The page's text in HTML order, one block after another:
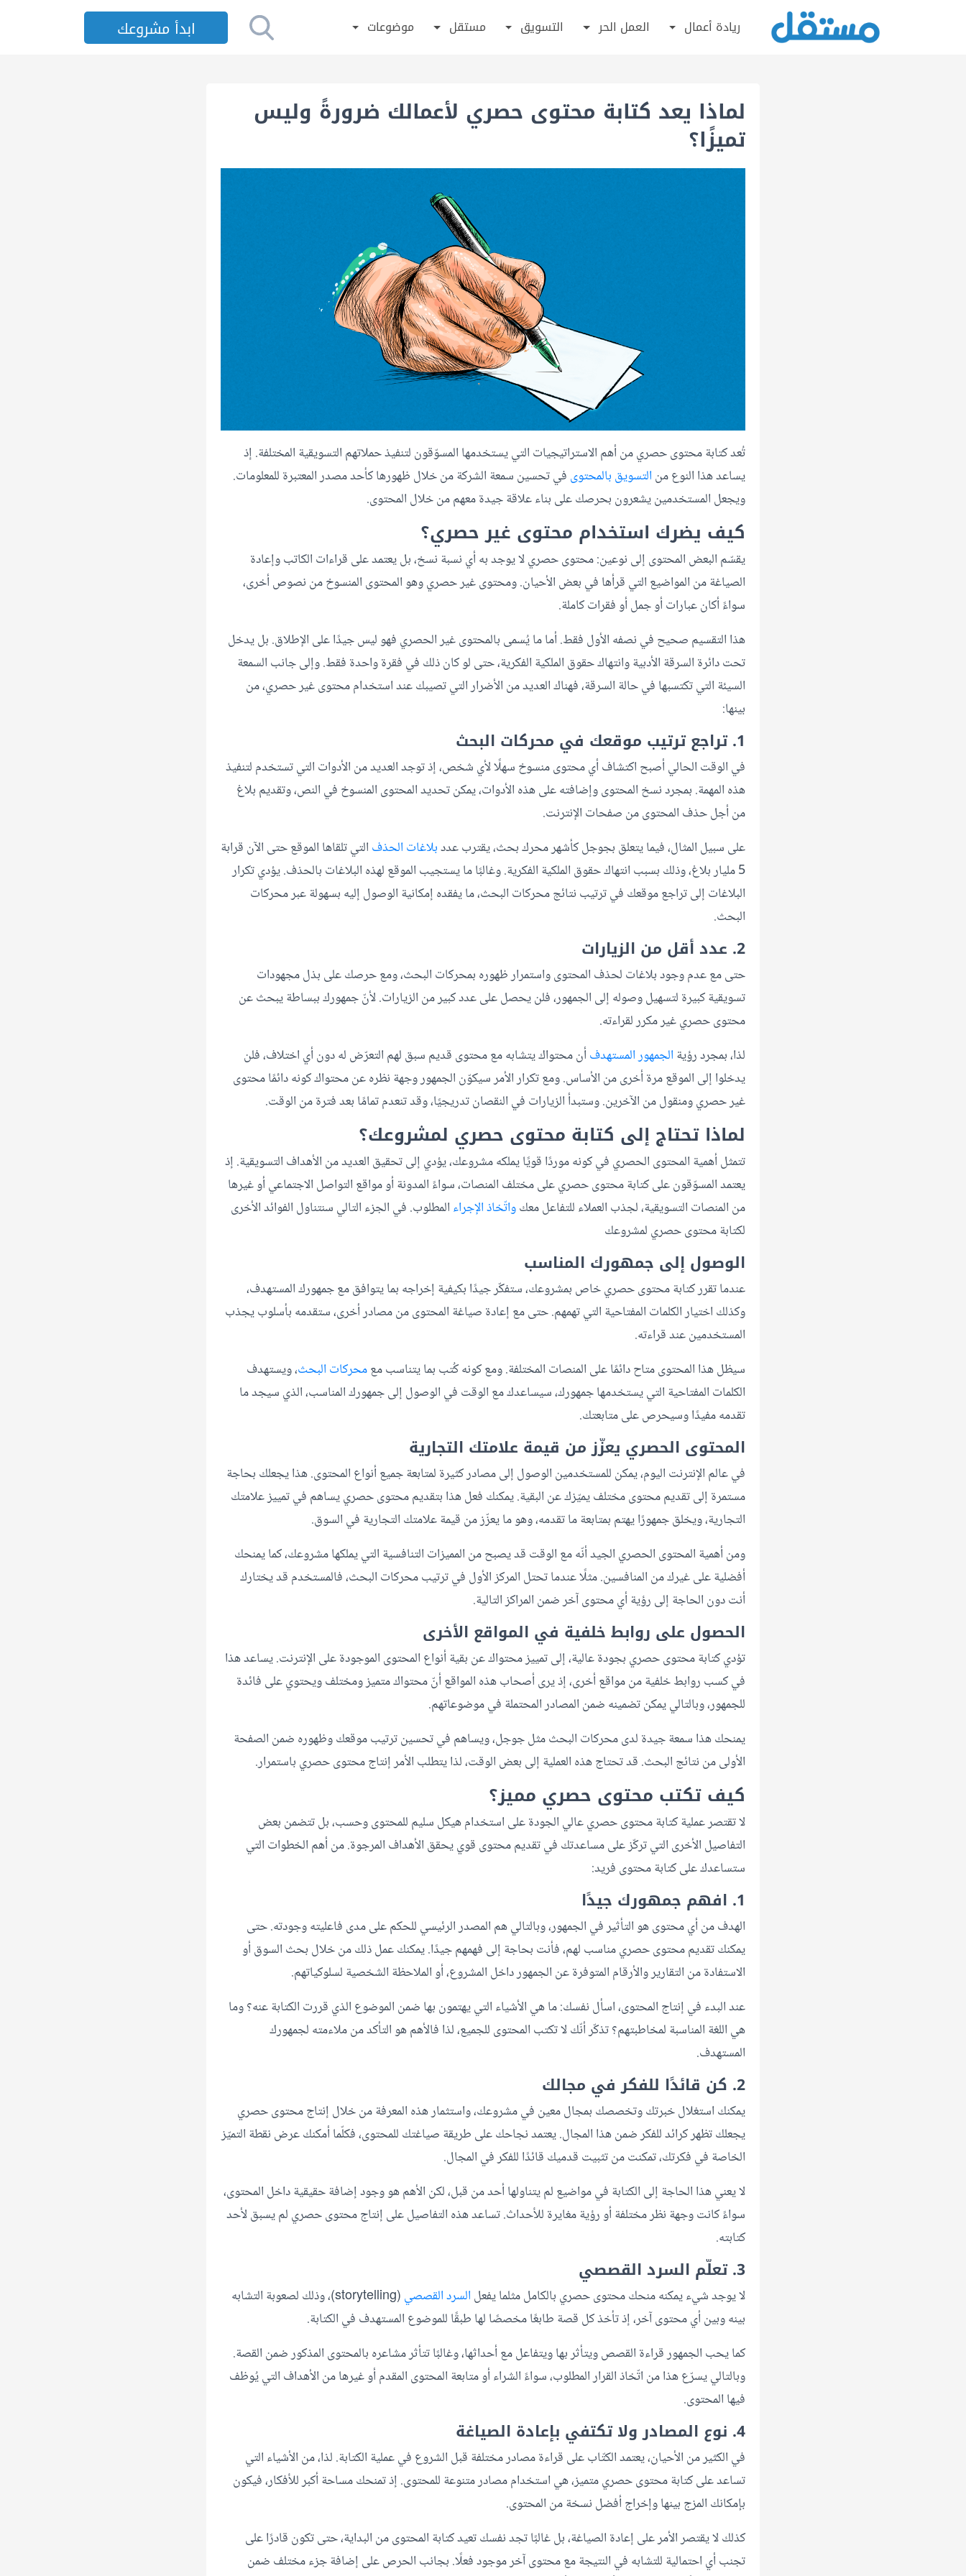
ريادة أعمال العمل الحر التسويق مستقل موضوعات ابدأ مشروعك
لماذا يعد كتابة محتوى حصري لأعمالك ضرورةً وليس
تميزًا؟
تُعد كتابة محتوى حصري من أهم الاستراتيجيات التي يستخدمها المسوّقون لتنفيذ حملاتهم التسويقية المختلفة. إذ
يساعد هذا النوع من التسويق بالمحتوى في تحسين سمعة الشركة من خلال ظهورها كأحد مصدر المعتبرة للمعلومات.
ويجعل المستخدمين يشعرون بحرصك على بناء علاقة جيدة معهم من خلال المحتوى.
كيف يضرك استخدام محتوى غير حصري؟
يقسّم البعض المحتوى إلى نوعين: محتوى حصري لا يوجد به أي نسبة نسخ، بل يعتمد على قراءات الكاتب وإعادة
الصياغة من المواضيع التي قرأها في بعض الأحيان. ومحتوى غير حصري وهو المحتوى المنسوخ من نصوص أخرى،
سواءً أكان عبارات أو جمل أو فقرات كاملة.
هذا التقسيم صحيح في نصفه الأول فقط. أما ما يُسمى بالمحتوى غير الحصري فهو ليس جيدًا على الإطلاق. بل يدخل
تحت دائرة السرقة الأدبية وانتهاك حقوق الملكية الفكرية، حتى لو كان ذلك في فقرة واحدة فقط. وإلى جانب السمعة
السيئة التي تكتسبها في حالة السرقة، فهناك العديد من الأضرار التي تصيبك عند استخدام محتوى غير حصري، من
بينها:
1. تراجع ترتيب موقعك في محركات البحث
في الوقت الحالي أصبح اكتشاف أي محتوى منسوخ سهلًا لأي شخص، إذ توجد العديد من الأدوات التي تستخدم لتنفيذ
هذه المهمة. بمجرد نسخ المحتوى وإضافته على هذه الأدوات، يمكن تحديد المحتوى المنسوخ في النص، وتقديم بلاغ
من أجل حذف المحتوى من صفحات الإنترنت.
على سبيل المثال، فيما يتعلق بجوجل كأشهر محرك بحث، يقترب عددبلاغات الحذف التي تلقاها الموقع حتى الآن قرابة
5 مليار بلاغ، وذلك بسبب انتهاك حقوق الملكية الفكرية. وغالبًا ما يستجيب الموقع لهذه البلاغات بالحذف. يؤدي تكرار
البلاغات إلى تراجع موقعك في ترتيب نتائج محركات البحث، ما يفقده إمكانية الوصول إليه بسهولة عبر محركات
البحث.
2. عدد أقل من الزيارات
حتى مع عدم وجود بلاغات لحذف المحتوى واستمرار ظهوره بمحركات البحث، ومع حرصك على بذل مجهودات
تسويقية كبيرة لتسهيل وصوله إلى الجمهور، فلن يحصل على عدد كبير من الزيارات. لأنّ جمهورك ببساطة يبحث عن
محتوى حصري غير مكرر لقراءته.
لذا، بمجرد رؤية الجمهور المستهدف أن محتواك يتشابه مع محتوى قديم سبق لهم التعرّض له دون أي اختلاف، فلن
يدخلوا إلى الموقع مرة أخرى من الأساس. ومع تكرار الأمر سيكوّن الجمهور وجهة نظره عن محتواك كونه دائمًا محتوى
غير حصري ومنقول من الآخرين. وستبدأ الزيارات في النقصان تدريجيًا، وقد تنعدم تمامًا بعد فترة من الوقت.
لماذا تحتاج إلى كتابة محتوى حصري لمشروعك؟
تتمثل أهمية المحتوى الحصري في كونه موردًا قويًا يملكه مشروعك، يؤدي إلى تحقيق العديد من الأهداف التسويقية. إذ
يعتمد المسوّقون على كتابة محتوى حصري على مختلف المنصات، سواءً المدونة أو مواقع التواصل الاجتماعي أو غيرها
من المنصات التسويقية، لجذب العملاء للتفاعل معكواتّخاذ الإجراء المطلوب. في الجزء التالي سنتناول الفوائد الأخرى
لكتابة محتوى حصري لمشروعك
الوصول إلى جمهورك المناسب
عندما تقرر كتابة محتوى حصري خاص بمشروعك، ستفكّر جيدًا بكيفية إخراجه بما يتوافق مع جمهورك المستهدف،
وكذلك اختيار الكلمات المفتاحية التي تهمهم. حتى مع إعادة صياغة المحتوى من مصادر أخرى، ستقدمه بأسلوب يجذب
المستخدمين عند قراءته.
سيظل هذا المحتوى متاح دائمًا على المنصات المختلفة. ومع كونه كُتب بما يتناسب معمحركات البحث، ويستهدف
الكلمات المفتاحية التي يستخدمها جمهورك، سيساعدك مع الوقت في الوصول إلى جمهورك المناسب، الذي سيجد ما
تقدمه مفيدًا وسيحرص على متابعتك.
المحتوى الحصري يعزّز من قيمة علامتك التجارية
في عالم الإنترنت اليوم، يمكن للمستخدمين الوصول إلى مصادر كثيرة لمتابعة جميع أنواع المحتوى. هذا يجعلك بحاجة
مستمرة إلى تقديم محتوى مختلف يميّزك عن البقية. يمكنك فعل هذا بتقديم محتوى حصري يساهم في تمييز علامتك
التجارية، ويخلق جمهورًا يهتم بمتابعة ما تقدمه، وهو ما يعزّز من قيمة علامتك التجارية في السوق.
ومن أهمية المحتوى الحصري الجيد أنّه مع الوقت قد يصبح من المميزات التنافسية التي يملكها مشروعك، كما يمنحك
أفضلية على غيرك من المنافسين. مثلًا عندما تحتل المركز الأول في ترتيب محركات البحث، فالمستخدم قد يختارك
أنت دون الحاجة إلى رؤية أي محتوى آخر ضمن المراكز التالية.
الحصول على روابط خلفية في المواقع الأخرى
تؤدي كتابة محتوى حصري بجودة عالية، إلى تمييز محتواك عن بقية أنواع المحتوى الموجودة على الإنترنت. يساعد هذا
في كسب روابط خلفية من مواقع أخرى، إذ يرى أصحاب هذه المواقع أنّ محتواك متميز ومختلف ويحتوي على فائدة
للجمهور، وبالتالي يمكن تضمينه ضمن المصادر المحتملة في موضوعاتهم.
يمنحك هذا سمعة جيدة لدى محركات البحث مثل جوجل، ويساهم في تحسين ترتيب موقعك وظهوره ضمن الصفحة
الأولى من نتائج البحث. قد تحتاج هذه العملية إلى بعض الوقت، لذا يتطلب الأمر إنتاج محتوى حصري باستمرار.
كيف تكتب محتوى حصري مميز؟
لا تقتصر عملية كتابة محتوى حصري عالي الجودة على استخدام هيكل سليم للمحتوى وحسب، بل تتضمن بعض
التفاصيل الأخرى التي تركّز على مساعدتك في تقديم محتوى قوي يحقق الأهداف المرجوة. من أهم الخطوات التي
ستساعدك على كتابة محتوى فريد:
1. افهم جمهورك جيدًا
الهدف من أي محتوى هو التأثير في الجمهور، وبالتالي هم المصدر الرئيسي للحكم على مدى فاعليته وجودته. حتى
يمكنك تقديم محتوى حصري مناسب لهم، فأنت بحاجة إلى فهمهم جيدًا. يمكنك عمل ذلك من خلال بحث السوق أو
الاستفادة من التقارير والأرقام المتوفرة عن الجمهور داخل المشروع، أو الملاحظة الشخصية لسلوكياتهم.
عند البدء في إنتاج المحتوى، اسأل نفسك: ما هي الأشياء التي يهتمون بها ضمن الموضوع الذي قررت الكتابة عنه؟ وما
هي اللغة المناسبة لمخاطبتهم؟ تذكّر أنّك لا تكتب المحتوى للجميع، لذا فالأهم هو التأكد من ملاءمته لجمهورك
المستهدف.
2. كن قائدًا للفكر في مجالك
يمكنك استغلال خبرتك وتخصصك بمجال معين في مشروعك، واستثمار هذه المعرفة من خلال إنتاج محتوى حصري
يجعلك تظهر كرائد للفكر ضمن هذا المجال. يعتمد نجاحك على طريقة صياغتك للمحتوى، فكلّما أمكنك عرض نقطة التميّز
الخاصة في فكرتك، تمكنت من تثبيت قدميك قائدًا للفكر في المجال.
لا يعني هذا الحاجة إلى الكتابة في مواضيع لم يتناولها أحد من قبل، لكن الأهم هو وجود إضافة حقيقية داخل المحتوى،
سواءً كانت وجهة نظر مختلفة أو رؤية مغايرة للأحداث. تساعد هذه التفاصيل على إنتاج محتوى حصري لم يسبق لأحد
كتابته.
3. تعلّم السرد القصصي
لا يوجد شيء يمكنه منحك محتوى حصري بالكامل مثلما يفعل السرد القصصي
(storytelling)، وذلك لصعوبة التشابه
بينه وبين أي محتوى آخر، إذ تأخذ كل قصة طابعًا مخصصًا لها طبقًا للموضوع المستهدف في الكتابة.
كما يحب الجمهور قراءة القصص ويتأثر بها ويتفاعل مع أحداثها، وغالبًا تتأثر مشاعره بالمحتوى المذكور ضمن القصة.
وبالتالي يسرّع هذا من اتّخاذ القرار المطلوب، سواءً الشراء أو متابعة المحتوى المقدم أو غيرها من الأهداف التي يُوظف
فيها المحتوى.
4. نوع المصادر ولا تكتفي بإعادة الصياغة
في الكثير من الأحيان، يعتمد الكتّاب على قراءة مصادر مختلفة قبل الشروع في عملية الكتابة. لذا، من الأشياء التي
تساعد على كتابة محتوى حصري متميز، هي استخدام مصادر متنوعة للمحتوى. إذ تمنحك مساحة أكبر للأفكار، فيكون
بإمكانك المزج بينها وإخراج أفضل نسخة من المحتوى.
كذلك لا يقتصر الأمر على إعادة الصياغة، بل غالبًا تجد نفسك تعيد كتابة المحتوى من البداية، حتى تكون قادرًا على
تجنب أي احتمالية للتشابه في النتيجة مع محتوى آخر موجود فعلًا. بجانب الحرص على إضافة جزء مختلف ضمن